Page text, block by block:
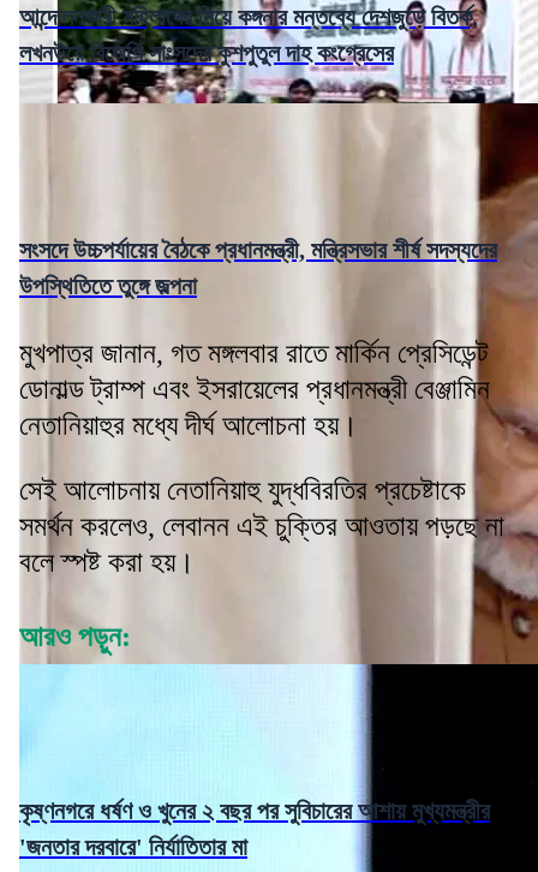
আন্দোলনকারী মহিলাদের নিয়ে কঙ্গনার মন্তব্যে দেশজুড়ে বিতর্ক,
লখনউয়ে বিজেপি সাংসদের কুশপুতুল দাহ কংগ্রেসের
সংসদে উচ্চপর্যায়ের বৈঠকে প্রধানমন্ত্রী, মন্ত্রিসভার শীর্ষ সদস্যদের
উপস্থিতিতে তুঙ্গে জল্পনা
মুখপাত্র জানান, গত মঙ্গলবার রাতে মার্কিন প্রেসিডেন্ট
ডোনাল্ড ট্রাম্প এবং ইসরায়েলের প্রধানমন্ত্রী বেঞ্জামিন
নেতানিয়াহুর মধ্যে দীর্ঘ আলোচনা হয়।
সেই আলোচনায় নেতানিয়াহু যুদ্ধবিরতির প্রচেষ্টাকে
সমর্থন করলেও, লেবানন এই চুক্তির আওতায় পড়ছে না
বলে স্পষ্ট করা হয়।
আরও পড়ুন:
কৃষ্ণনগরে ধর্ষণ ও খুনের ২ বছর পর সুবিচারের আশায় মুখ্যমন্ত্রীর
'জনতার দরবারে' নির্যাতিতার মা